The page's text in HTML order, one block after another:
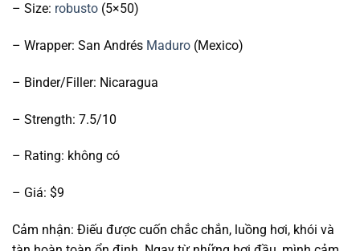
– Size: robusto (5×50)
– Wrapper: San Andrés Maduro (Mexico)
– Binder/Filler: Nicaragua
– Strength: 7.5/10
– Rating: không có
– Giá: $9
Cảm nhận: Điếu được cuốn chắc chắn, luồng hơi, khói và